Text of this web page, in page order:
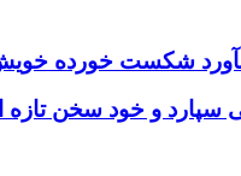
شکست خورده
و خود سخن تازه